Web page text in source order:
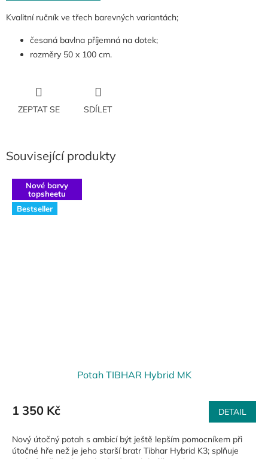
Kvalitní ručník ve třech barevných variantách;
česaná bavlna příjemná na dotek;
rozměry 50 x 100 cm.
ZEPTAT SE SDÍLET
Související produkty
Nové barvy
topsheetu
Bestseller
Potah TIBHAR Hybrid MK
1 350 Kč DETAIL
Nový útočný potah s ambicí být ještě lepším pomocníkem při
útočné hře než je jeho starší bratr Tibhar Hybrid K3; splňuje